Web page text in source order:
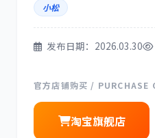
现代
小松
发布日期：2026.03.30
官方店铺购买 / PURCHASE
淘宝旗舰店